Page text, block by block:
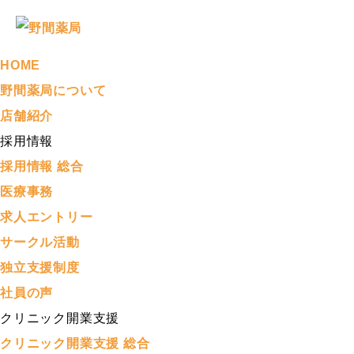
HOME
野間薬局について
店舗紹介
採用情報
採用情報 総合
医療事務
求人エントリー
サークル活動
独立支援制度
社員の声
クリニック開業支援
クリニック開業支援 総合